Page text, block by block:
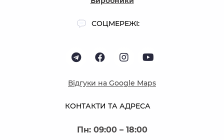
КОНТАКТИ ТА АДРЕСА
Пн: 09:00 – 18:00
СОЦМЕРЕЖІ:
Відгуки на Google Maps